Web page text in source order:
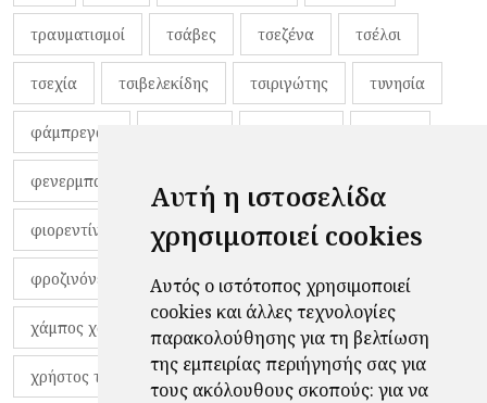
Αυτή η ιστοσελίδα
χρησιμοποιεί cookies
Αυτός ο ιστότοπος χρησιμοποιεί
cookies και άλλες τεχνολογίες
παρακολούθησης για τη βελτίωση
της εμπειρίας περιήγησής σας για
τους ακόλουθους σκοπούς: για να
τραυματισμοί τσάβες τσεζένα τσέλσι
τσεχία τσιβελεκίδης τσιριγώτης τυνησία
φάμπρεγας
φενερμπαχτσέ φερνάντο τόρες φίλαθλοι
φιορεντίνα φιρμίνο φρανκ ντε μπουρ
φροζινόνε φωκικός χαβίτο
χάμπος χαραλάμπους χάρι πότερ
χρήστος τζόλης